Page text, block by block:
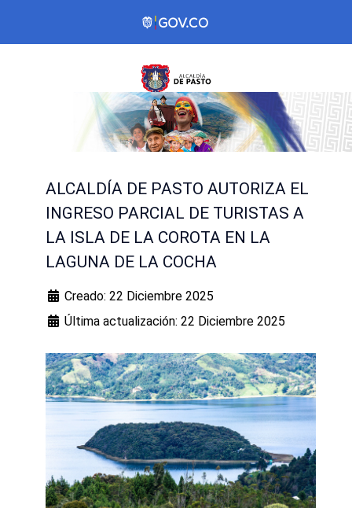
ALCALDÍA DE PASTO AUTORIZA EL
INGRESO PARCIAL DE TURISTAS A
LA ISLA DE LA COROTA EN LA
LAGUNA DE LA COCHA
Creado: 22 Diciembre 2025
Última actualización: 22 Diciembre 2025